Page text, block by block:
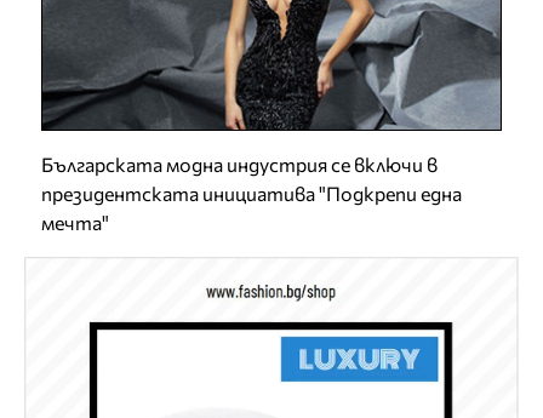
Българската модна индустрия се включи в
президентската инициатива "Подкрепи една
мечта"